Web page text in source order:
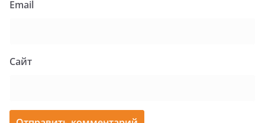
Email
Сайт